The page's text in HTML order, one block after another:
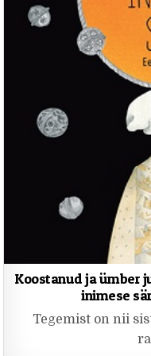
Koostanud ja ümber
inimese
Tegemist on nii